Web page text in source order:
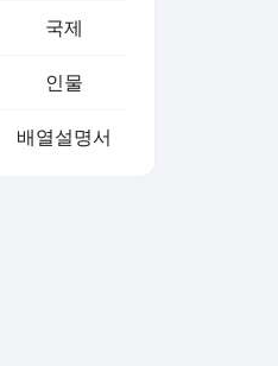
국제
인물
배열설명서